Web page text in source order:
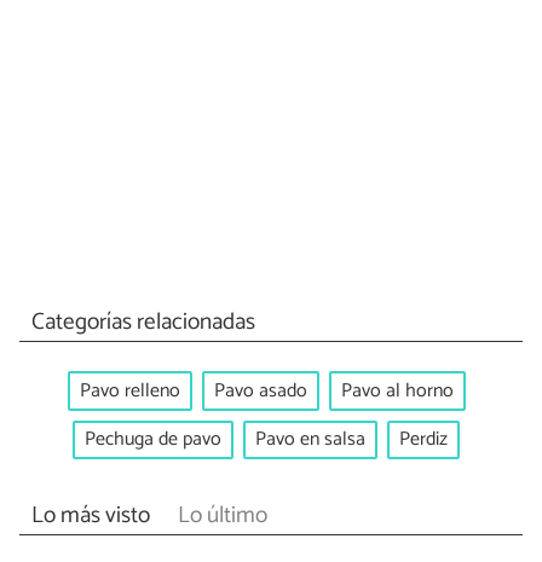
Categorías relacionadas
Pavo relleno Pavo asado
Pavo al horno
Pechuga de pavo
Pavo en salsa Perdiz
Lo más visto Lo último